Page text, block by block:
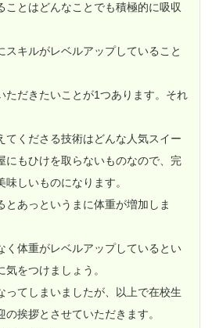
ことはどんなことでも積極的に吸収
スキルがレベルアップしていること
ただきたいことが1つあります。それ
てくださる技術はどんな人気スイー
にもひけを取らないものなので、完
しいものになります。
とあっというまに体重が増加しま
く体重がレベルアップしているとい
をつけましょう。
ってしまいましたが、以上で在校生
挨拶とさせていただきます。